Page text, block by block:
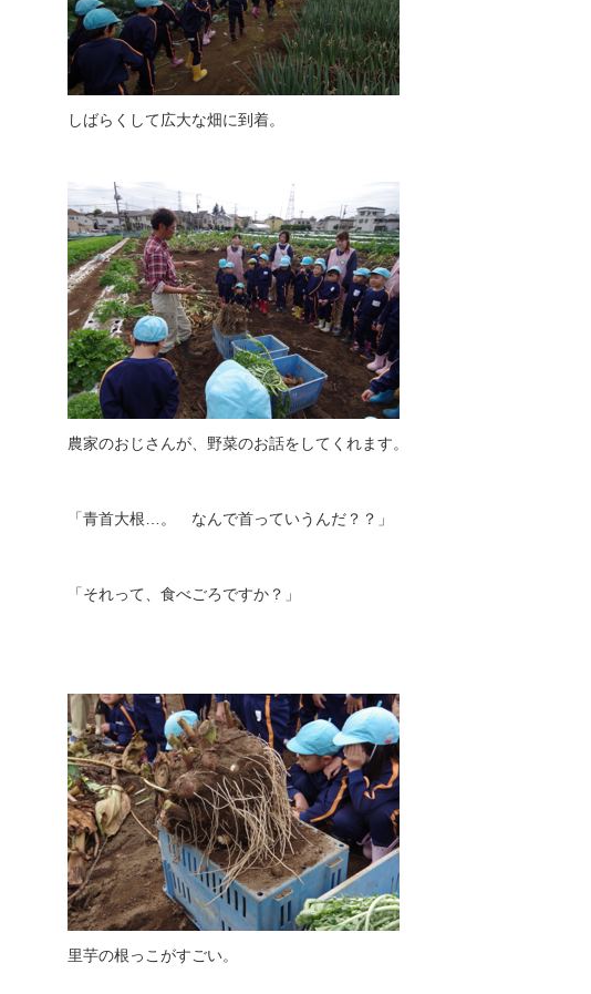
しばらくして広大な畑に到着。
農家のおじさんが、野菜のお話をしてくれます。
「青首大根…。 なんで首っていうんだ？？」
「それって、食べごろですか？」
里芋の根っこがすごい。